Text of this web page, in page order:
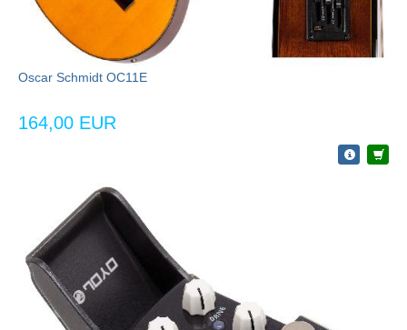
Oscar Schmidt OC11E
164,00 EUR